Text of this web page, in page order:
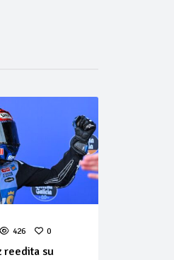
426 0
reedita su